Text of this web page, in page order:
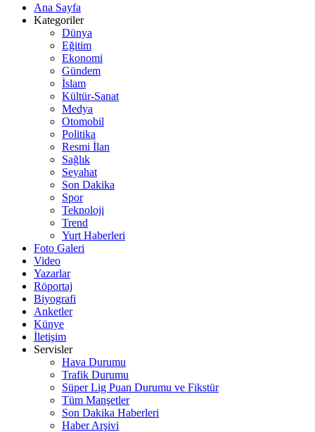
Ana Sayfa
Kategoriler
Dünya
Eğitim
Ekonomi
Gündem
İslam
Kültür-Sanat
Medya
Otomobil
Politika
Resmi İlan
Sağlık
Seyahat
Son Dakika
Spor
Teknoloji
Trend
Yurt Haberleri
Foto Galeri
Video
Yazarlar
Röportaj
Biyografi
Anketler
Künye
İletişim
Servisler
Hava Durumu
Trafik Durumu
Süper Lig Puan Durumu ve Fikstür
Tüm Manşetler
Son Dakika Haberleri
Haber Arşivi